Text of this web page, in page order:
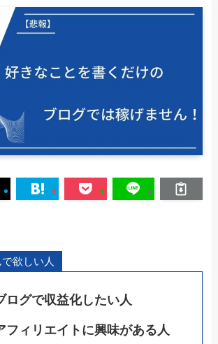
欲しい人
ログで収益化したい人
フィリエイトに興味がある人